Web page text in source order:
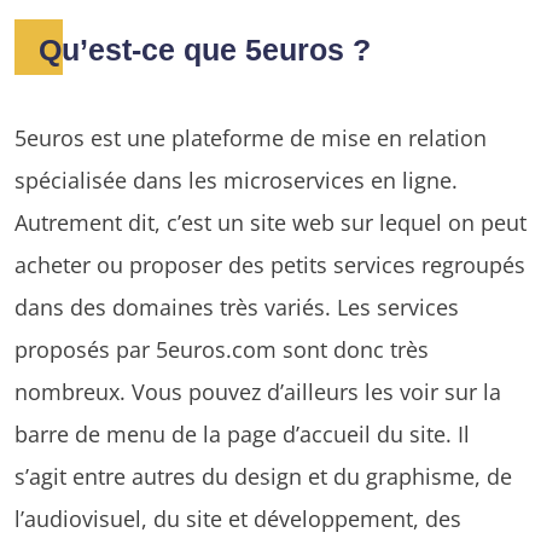
Qu’est-ce que 5euros ?
5euros est une plateforme de mise en relation
spécialisée dans les microservices en ligne.
Autrement dit, c’est un site web sur lequel on peut
acheter ou proposer des petits services regroupés
dans des domaines très variés. Les services
proposés par 5euros.com sont donc très
nombreux. Vous pouvez d’ailleurs les voir sur la
barre de menu de la page d’accueil du site. Il
s’agit entre autres du design et du graphisme, de
l’audiovisuel, du site et développement, des